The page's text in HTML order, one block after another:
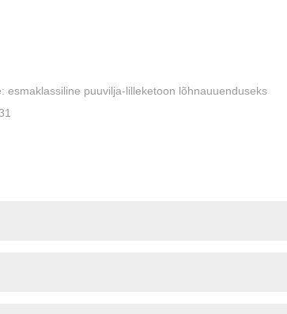
esmaklassiline puuvilja-lilleketoon lõhnauuenduseks